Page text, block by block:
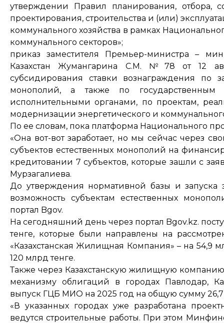
утверждении Правил планирования, отбора,
проектирования, строительства и (или)
коммунального хозяйства в рамках
коммунального секторов»;
приказ заместителя Премьер-министра –
Казахстан Жумангарина С.М. №78 от 12
субсидирования ставки вознаграждения по
монополий, а также по
исполнительными органами, по проектам,
модернизации энергетического и
По ее словам, пока платформа Национального
«Она вот-вот заработает, но мы сейчас через
субъектов естественных монополий на
кредитовании 7 субъектов, которые зашли с
Мурзагалиева.
До утверждения нормативной базы и запуска
возможность субъектам естественных
портал Bgov.
На сегодняшний день через портал Bgov.kz.
тенге, которые были направлены на
«Казахстанская Жилищная Компания» – на 54,9
120 млрд тенге.
Также через Казахстанскую жилищную
механизму облигаций в городах Павлодар,
выпуск ГЦБ МИО на 2025 год на общую сумму 26,7
«В указанных городах уже разработана
ведутся строительные работы. При этом